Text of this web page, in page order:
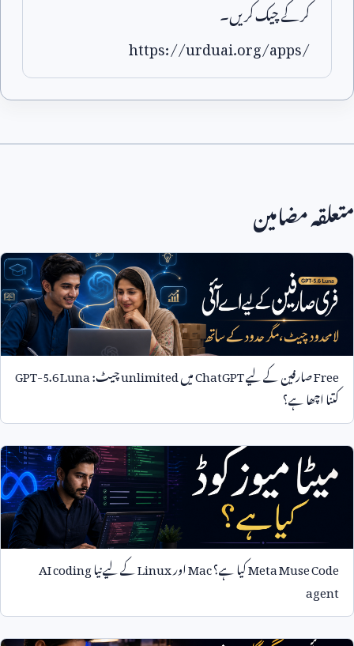
کر کے چیک کریں۔
https://urduai.org/apps/
متعلقہ مضامین
Freeصارفین کے لیےChatGPTمیںunlimitedچیٹ:GPT-5.6 Luna
کتنا اچھا ہے؟
Meta Muse Codeکیا ہے؟MacاورLinuxکے لیے نیاAI coding
agent